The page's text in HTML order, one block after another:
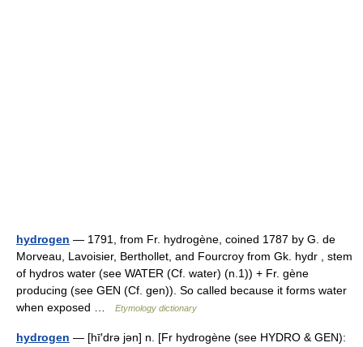
hydrogen — 1791, from Fr. hydrogène, coined 1787 by G. de
Morveau, Lavoisier, Berthollet, and Fourcroy from Gk. hydr , stem
of hydros water (see WATER (Cf. water) (n.1)) + Fr. gène
producing (see GEN (Cf. gen)). So called because it forms water
when exposed …
Etymology dictionary
hydrogen — [hī′drə jən] n. [Fr hydrogène (see HYDRO & GEN):